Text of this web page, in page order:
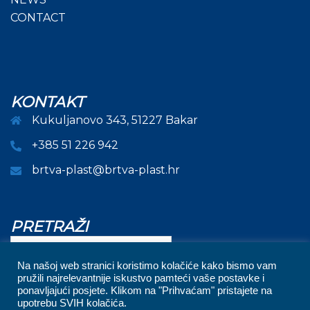
CONTACT
KONTAKT
Kukuljanovo 343, 51227 Bakar
+385 51 226 942
brtva-plast@brtva-plast.hr
PRETRAŽI
Pretraži
Na našoj web stranici koristimo kolačiće kako bismo vam
pružili najrelevantnije iskustvo pamteći vaše postavke i
ponavljajući posjete. Klikom na "Prihvaćam" pristajete na
upotrebu SVIH kolačića.